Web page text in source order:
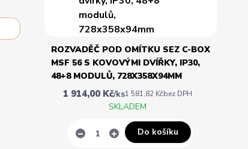
ROZVADĚČ POD OMÍTKU SEZ C-BOX
MSF 56 S KOVOVÝMI DVÍŘKY, IP30,
48+8 MODULŮ, 728X358X94MM
1 914,00 Kč/ks1 581,82 Kčbez DPH
SKLADEM
Do košíku